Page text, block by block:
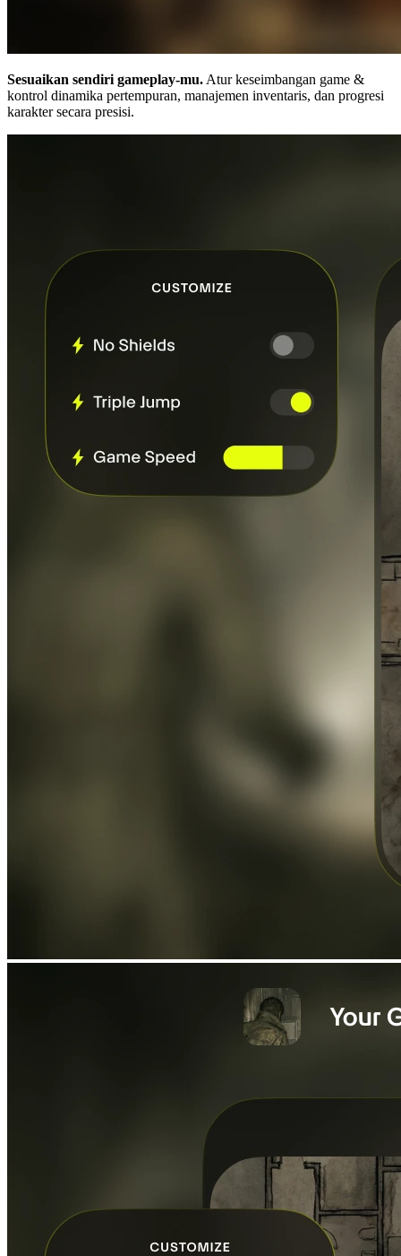
Sesuaikan sendiri gameplay-mu. Atur keseimbangan game &
kontrol dinamika pertempuran, manajemen inventaris, dan progresi
karakter secara presisi.